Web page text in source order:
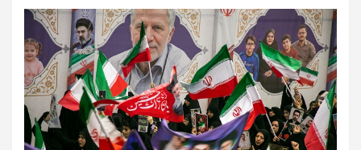
ce
b
o
o
k
tt
er
at
s
A
p
p
e
gr
a
m
ail